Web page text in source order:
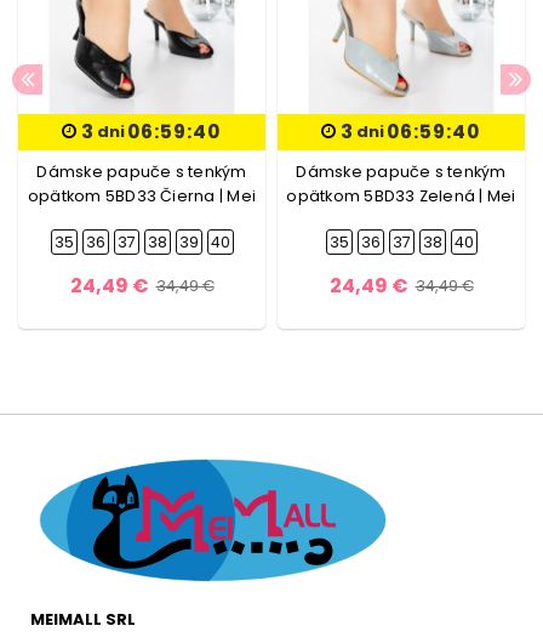
3 dni06:59:40
Dámske papuče s tenkým
opätkom 5BD33 Čierna | Mei
35 36 37 38 39 40
24,49 € 34,49 €
3 dni06:59:40
Dámske papuče s tenkým
opätkom 5BD33 Zelená | Mei
35 36 37 38 40
24,49 € 34,49 €
MEIMALL SRL